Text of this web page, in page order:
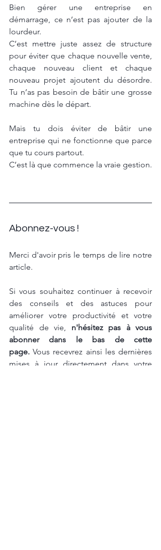
Bien gérer une entreprise en
démarrage, ce n’est pas ajouter de la
lourdeur.
C’est mettre juste assez de structure
pour éviter que chaque nouvelle vente,
chaque nouveau client et chaque
nouveau projet ajoutent du désordre.
Tu n’as pas besoin de bâtir une grosse
machine dès le départ.
Mais tu dois éviter de bâtir une
entreprise qui ne fonctionne que parce
que tu cours partout.
C’est là que commence la vraie gestion.
Abonnez-vous !
Merci d'avoir pris le temps de lire notre
article.
Si vous souhaitez continuer à recevoir
des conseils et des astuces pour
améliorer votre productivité et votre
qualité de vie, n'hésitez pas à vous
abonner dans le bas de cette
page. Vous recevrez ainsi les dernières
mises à jour directement dans votre